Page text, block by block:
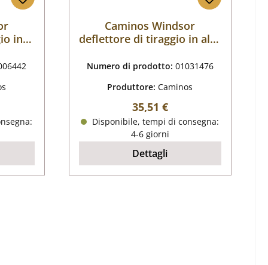
in
Caminos Windsor
deflettore di tiraggio in alto
Numero di prodotto: 01031476
Produttore:Caminos
Prezzo normale:
35,51 €
Disponibile, tempi di consegna:
4-6 giorni
Dettagli